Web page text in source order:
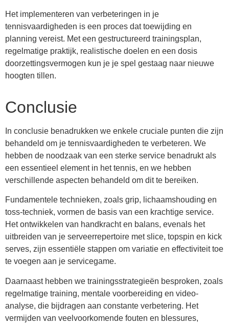
Het implementeren van verbeteringen in je
tennisvaardigheden is een proces dat toewijding en
planning vereist. Met een gestructureerd trainingsplan,
regelmatige praktijk, realistische doelen en een dosis
doorzettingsvermogen kun je je spel gestaag naar nieuwe
hoogten tillen.
Conclusie
In conclusie benadrukken we enkele cruciale punten die zijn
behandeld om je tennisvaardigheden te verbeteren. We
hebben de noodzaak van een sterke service benadrukt als
een essentieel element in het tennis, en we hebben
verschillende aspecten behandeld om dit te bereiken.
Fundamentele technieken, zoals grip, lichaamshouding en
toss-techniek, vormen de basis van een krachtige service.
Het ontwikkelen van handkracht en balans, evenals het
uitbreiden van je serveerrepertoire met slice, topspin en kick
serves, zijn essentiële stappen om variatie en effectiviteit toe
te voegen aan je servicegame.
Daarnaast hebben we trainingsstrategieën besproken, zoals
regelmatige training, mentale voorbereiding en video-
analyse, die bijdragen aan constante verbetering. Het
vermijden van veelvoorkomende fouten en blessures,